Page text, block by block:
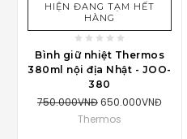
HIỆN ĐANG TẠM HẾT
HÀNG
Bình giữ nhiệt Thermos
380ml nội địa Nhật - JOO-
380
750.000VNĐ650.000VNĐ
Thermos